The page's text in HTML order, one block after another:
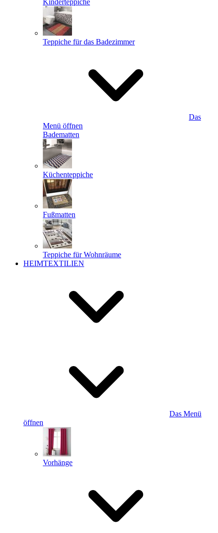
Kinderteppiche
Teppiche für das Badezimmer
Das
Menü öffnen
Badematten
Küchenteppiche
Fußmatten
Teppiche für Wohnräume
HEIMTEXTILIEN
Das Menü
öffnen
Vorhänge